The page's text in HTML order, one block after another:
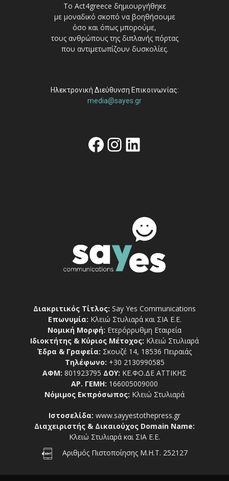
Το Act4greece δημιουργήθηκε
με μοναδικό σκοπό να βοηθήσουμε
όσο και όπως μπορούμε,
τους ανθρώπους της διπλανής πόρτας
που αντιμετωπίζουν δυσκολίες.
Ηλεκτρονική Διεύθυνση Επικοινωνίας:
media@sayes.gr
Facebook
Instagram
Linkedin
Διακριτικός Τίτλος: Say Yes Communications
Επωνυμία: Κλειώ Στυλιαρά και ΣΙΑ Ε.Ε.
Νομική Μορφή: Ετερόρρυθμη Εταιρεία
Ιδιοκτήτης & Κύριος Μέτοχος: Κλειώ Στυλιαρά
Έδρα & Γραφεία: Σκουζέ 14, 18536 Πειραιάς
Τηλέφωνο: +30 2130990585
ΑΦΜ: 801923795 ΔΟΥ: ΚΕ.ΦΟ.ΔΕ ΑΤΤΙΚΗΣ
ΑΡ. ΓΕΜΗ: 166005009000
Νόμιμος Εκπρόσωπος: Κλειώ Στυλιαρά
Ιστοσελίδα: www.sayyestothepress.gr
Διαχειριστής & Δικαιούχος Domain Name:
Κλειώ Στυλιαρά και ΣΙΑ Ε.Ε.
Αριθμός Πιστοποίησης Μ.Η.Τ. 252127